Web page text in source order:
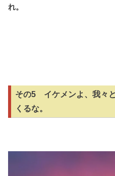
れ。
その5 イケメンよ、我々
くるな。